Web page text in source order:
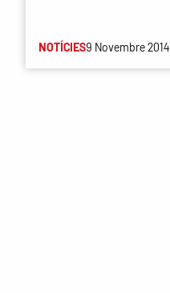
NOTÍCIES9 Novembre 2014